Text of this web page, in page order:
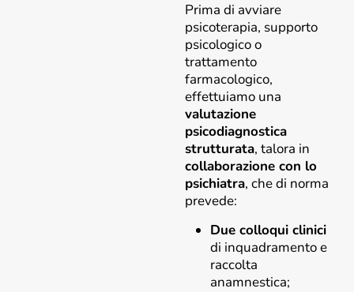
Prima di avviare
psicoterapia, supporto
psicologico o
trattamento
farmacologico,
effettuiamo una
valutazione
psicodiagnostica
strutturata, talora in
collaborazione con lo
psichiatra, che di norma
prevede:
Due colloqui clinici
di inquadramento e
raccolta
anamnestica;